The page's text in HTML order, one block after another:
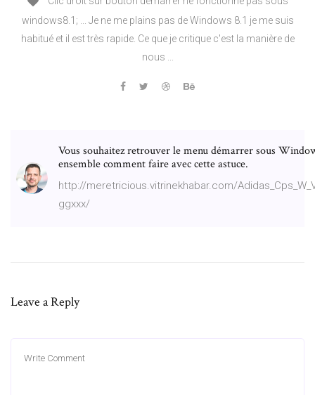
windows8.1; ... Je ne me plains pas de Windows 8.1 je me suis
habitué et il est très rapide. Ce que je critique c'est la manière de
nous ...
Vous souhaitez retrouver le menu démarrer sous
ensemble comment faire avec cette astuce.
http://meretricious.vitrinekhabar.com/
ggxxx/
Leave a Reply